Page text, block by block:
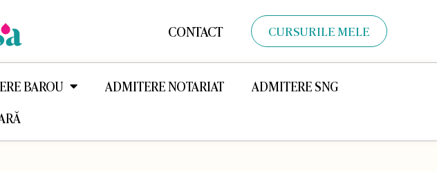
CONTACT CURSURILE MELE
BAROU ADMITERE NOTARIAT
ADMITERE SNG